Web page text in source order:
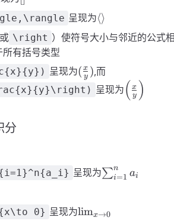
呈现为\langle\rangle
⟨⟩
或 \right ）使符号大小与邻近的公式
有括号类型
呈现为(\frac{x}
{y})
( y
x ) ,而
呈现为 ( y
x )
分
呈现为∑i=1
n ai
0} 呈现为\lim_{x\to
limx→0